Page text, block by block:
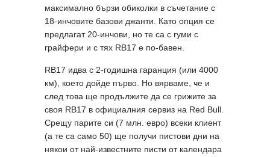
максимално бързи обиколки в съчетание с
18-инчовите базови джанти. Като опция се
предлагат 20-инчови, но те са с гуми с
грайфери и с тях RB17 е по-бавен.
RB17 идва с 2-годишна гаранция (или 4000
км), което дойде първо. Но вярваме, че и
след това ще продължите да се грижите за
своя RB17 в официалния сервиз на Red Bull.
Срещу парите си (7 млн. евро) всеки клиент
(а те са само 50) ще получи пистови дни на
някои от най-известните писти от календара